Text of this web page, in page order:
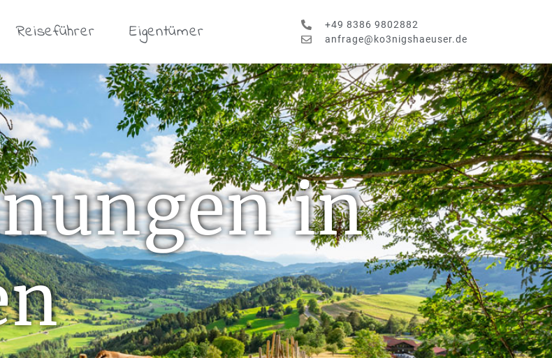
Reiseführer Eigentümer
+49 8386 9802882
anfrage@ko3nigshaeuser.de
in